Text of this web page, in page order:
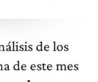
de los
de este mes